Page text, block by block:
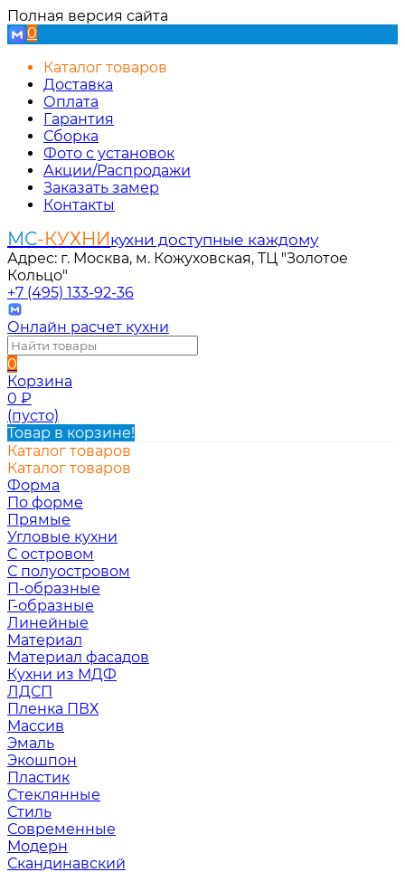
Полная версия сайта
0
Каталог товаров
Доставка
Оплата
Гарантия
Сборка
Фото с установок
Акции/Распродажи
Заказать замер
Контакты
МС-КУХНИкухни доступные каждому
Адрес: г. Москва, м. Кожуховская, ТЦ "Золотое
Кольцо"
+7 (495) 133-92-36
Онлайн расчет кухни
0
Корзина
0 ₽
(пусто)
Товар в корзине!
Каталог товаров
Каталог товаров
Форма
По форме
Прямые
Угловые кухни
С островом
С полуостровом
П-образные
Г-образные
Линейные
Материал
Материал фасадов
Кухни из МДФ
ЛДСП
Пленка ПВХ
Массив
Эмаль
Экошпон
Пластик
Стеклянные
Стиль
Современные
Модерн
Скандинавский